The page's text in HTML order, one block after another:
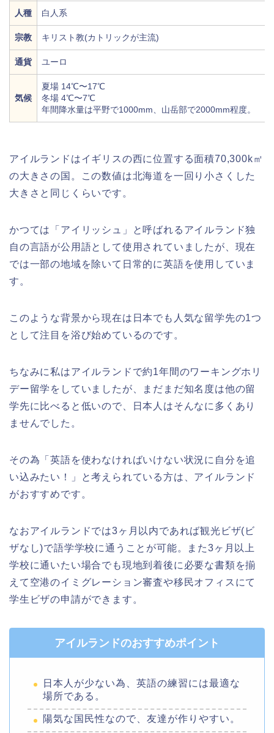
人種 白人系
宗教 キリスト教(カトリックが主流)
通貨 ユーロ
気候
夏場 14℃〜17℃
冬場 4℃〜7℃
年間降水量は平野で1000mm、山岳部で2000mm程度。
アイルランドはイギリスの西に位置する面積70,300k㎡
の大きさの国。この数値は北海道を一回り小さくした
大きさと同じくらいです。
かつては「アイリッシュ」と呼ばれるアイルランド独
自の言語が公用語として使用されていましたが、現在
では一部の地域を除いて日常的に英語を使用していま
す。
このような背景から現在は日本でも人気な留学先の1つ
として注目を浴び始めているのです。
ちなみに私はアイルランドで約1年間のワーキングホリ
デー留学をしていましたが、まだまだ知名度は他の留
学先に比べると低いので、日本人はそんなに多くあり
ませんでした。
その為「英語を使わなければいけない状況に自分を追
い込みたい！」と考えられている方は、アイルランド
がおすすめです。
なおアイルランドでは3ヶ月以内であれば観光ビザ(ビ
ザなし)で語学学校に通うことが可能。また3ヶ月以上
学校に通いたい場合でも現地到着後に必要な書類を揃
えて空港のイミグレーション審査や移民オフィスにて
学生ビザの申請ができます。
アイルランドのおすすめポイント
日本人が少ない為、英語の練習には最適な
場所である。
陽気な国民性なので、友達が作りやすい。